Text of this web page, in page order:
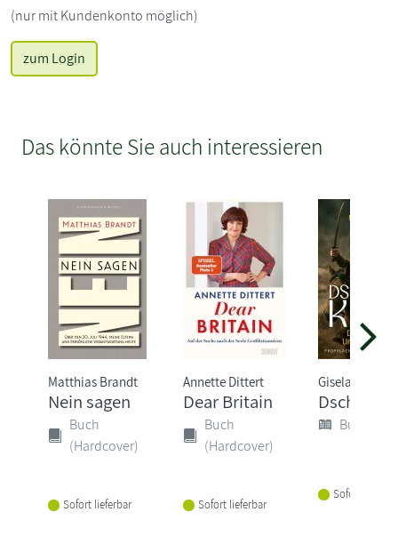
(nur mit Kundenkonto möglich)
zum Login
Das könnte Sie auch interessieren
Matthias Brandt
Nein sagen
Buch
(Hardcover)
Sofort lieferbar
Annette Dittert
Dear Britain
Buch
(Hardcover)
Sofort lieferbar
Gisela
Dschingis
Buch
Sofort